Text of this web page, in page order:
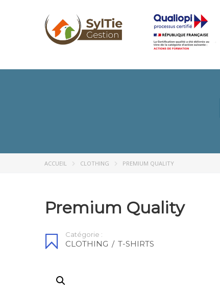
ACCUEIL CLOTHING PREMIUM QUALITY
Premium Quality
Catégorie :
CLOTHING / T-SHIRTS